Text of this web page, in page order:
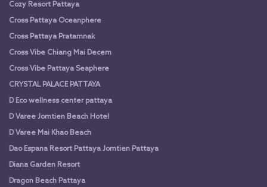
Cozy Resort Pattaya
Cross Pattaya Oceanphere
Cross Pattaya Pratamnak
Cross Vibe Chiang Mai Decem
Cross Vibe Pattaya Seaphere
CRYSTAL PALACE PATTAYA
D Eco wellness center pattaya
D Varee Jomtien Beach Hotel
D Varee Mai Khao Beach
Dao Espana Resort Pattaya Jomtien Pattaya
Diana Garden Resort
Dragon Beach Pattaya